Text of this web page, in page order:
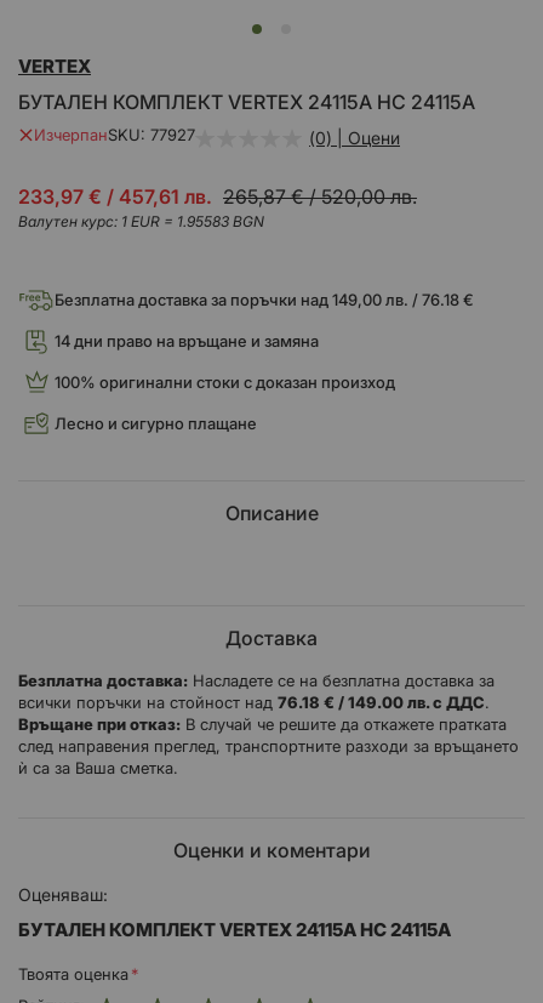
към
на
галерия
БУТАЛЕН КОМПЛЕКТ VERTEX 24115A HC 24115A
VERTEX
ИзчерпанSKU 77927 (0) | Оцени
Промо
цена
233,97 € / 457,61 лв. 265,87 €/520,00 лв.
Валутен курс: 1 EUR = 1.95583 BGN
Безплатна доставка за поръчки над 149,00 лв. / 76.18 €
14 дни право на връщане и замяна
100% оригинални стоки с доказан произход
Лесно и сигурно плащане
Описание
Доставка
Безплатна доставка: Насладете се на безплатна доставка за
всички поръчки на стойност над 76.18 € / 149.00 лв. с ДДС.
Връщане при отказ: В случай че решите да откажете пратката
след направения преглед, транспортните разходи за връщането
ѝ са за Ваша сметка.
Оценки и коментари
Оценяваш:
БУТАЛЕН КОМПЛЕКТ VERTEX 24115A HC 24115A
Твоята оценка